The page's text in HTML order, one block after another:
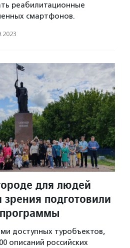
реабилитационные
смартфонов.
для людей
подготовили
доступных туробъектов,
описаний российских